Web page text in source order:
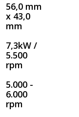
56,0 mm
x 43,0
mm
7,3kW /
5.500
rpm
5.000 -
6.000
rpm